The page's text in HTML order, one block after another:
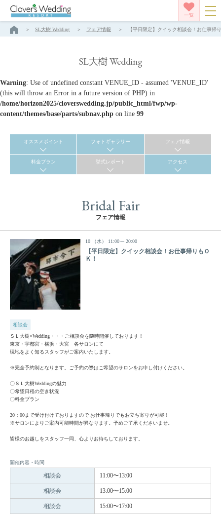
一覧
SL大樹 Wedding フェア情報 【平日限定】クイック相談会！お仕事帰
SL大樹 Wedding
Warning: Use of undefined constant VENUE_ID - assumed 'VENUE_ID'
(this will throw an Error in a future version of PHP) in
/home/horizon2025/cloverswedding.jp/public_html/fwp/wp-
content/themes/base/parts/subnav.php on line 99
オススメポイント フォトギャラリー フェア情報
料金プラン 挙式レポート アクセス
Bridal Fair
フェア情報
10 （水） 11:00 20:00
【平日限定】クイック相談会！お仕事帰りもＯ
Ｋ！
相談会
ＳＬ大樹×Wedding・・・ご相談会を随時開催しております！
東京・宇都宮・横浜・大宮 各サロンにて
現地をよく知るスタッフがご案内いたします。
※完全予約制となります。ご予約の際はご希望のサロンをお申し付けください。
〇ＳＬ大樹Weddingの魅力
〇希望日程の空き状況
〇料金プラン
20：00まで受け付けておりますので お仕事帰りでもお立ち寄りが可能！
※サロンによりご案内可能時間が異なります。予めご了承くださいませ。
皆様のお越しをスタッフ一同、心よりお待ちしております。
開催内容・時間
相談会 11:00〜13:00
相談会 13:00〜15:00
相談会 15:00〜17:00